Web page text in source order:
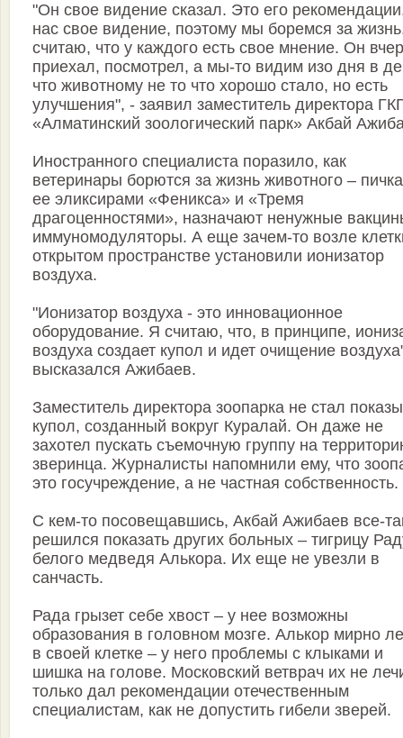
"Он свое видение сказал. Это его
нас свое видение, поэтому мы боремся за
считаю, что у каждого есть свое мнение. Он
приехал, посмотрел, а мы-то видим изо дня в
что животному не то что хорошо стало, но есть
улучшения", - заявил заместитель директора
«Алматинский зоологический парк» Акбай
Иностранного специалиста поразило, как
ветеринары борются за жизнь животного –
ее эликсирами «Феникса» и «Тремя
драгоценностями», назначают ненужные
иммуномодуляторы. А еще зачем-то возле
открытом пространстве установили ионизатор
воздуха.
"Ионизатор воздуха - это инновационное
оборудование. Я считаю, что, в принципе,
воздуха создает купол и идет очищение
высказался Ажибаев.
Заместитель директора зоопарка не стал
купол, созданный вокруг Куралай. Он даже не
захотел пускать съемочную группу на
зверинца. Журналисты напомнили ему, что
это госучреждение, а не частная собственность.
С кем-то посовещавшись, Акбай Ажибаев все-
решился показать других больных – тигрицу
белого медведя Алькора. Их еще не увезли в
санчасть.
Рада грызет себе хвост – у нее возможны
образования в головном мозге. Алькор мирно
в своей клетке – у него проблемы с клыками и
шишка на голове. Московский ветврач их не
только дал рекомендации отечественным
специалистам, как не допустить гибели зверей.